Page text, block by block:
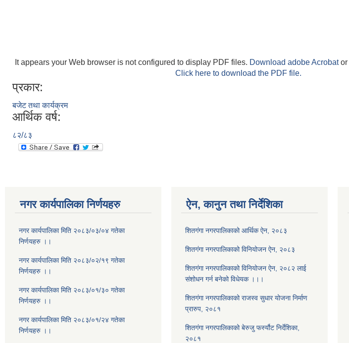
It appears your Web browser is not configured to display PDF files. Download adobe Acrobator
Click here to download the PDF file.
प्रकार:
बजेट तथा कार्यक्रम
आर्थिक वर्ष:
८२/८३
नगर कार्यपालिका निर्णयहरु
नगर कार्यपालिका मिति २०८३/०३/०४ गतेका
निर्णयहरु ।।
नगर कार्यपालिका मिति २०८३/०२/१९ गतेका
निर्णयहरु ।।
नगर कार्यपालिका मिति २०८३/०१/३० गतेका
निर्णयहरु ।।
नगर कार्यपालिका मिति २०८३/०१/२४ गतेका
निर्णयहरु ।।
ऐन, कानुन तथा निर्देशिका
शितगंगा नगरपालिकाको आर्थिक ऐन, २०८३
शितगंगा नगरपालिकाको विनियोजन ऐन, २०८३
शितगंगा नगरपालिकाको विनियोजन ऐन, २०८२ लाई
संशोधन गर्न बनेको विधेयक ।।।
शितगंगा नगरपालिकाको राजस्व सुधार योजना निर्माण
प्रारुप, २०८१
शितगंगा नगरपालिकाको बेरुजु फर्स्यौट निर्देशिका,
२०८१